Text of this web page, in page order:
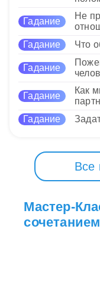
33 Нравится
Эти карты
инициативными,
новые горизонты
33 Нравится
Гадание
Не
Гадание Что
Гадание
Гадание
Как
Гадание
Все
Мастер-